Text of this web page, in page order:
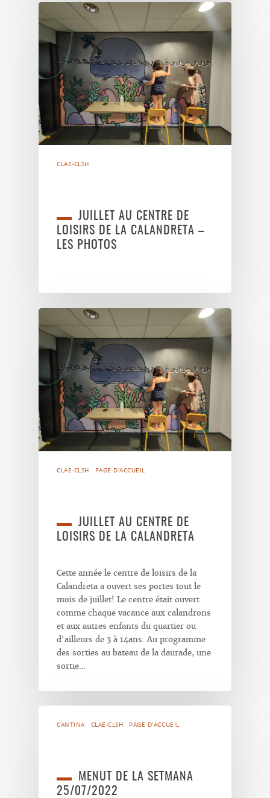
CLAE-CLSH
JUILLET AU CENTRE DE
LOISIRS DE LA CALANDRETA –
LES PHOTOS
CLAE-CLSH PAGE D'ACCUEIL
JUILLET AU CENTRE DE
LOISIRS DE LA CALANDRETA
Cette année le centre de loisirs de la
Calandreta a ouvert ses portes tout le
mois de juillet! Le centre était ouvert
comme chaque vacance aux calandrons
et aux autres enfants du quartier ou
d'ailleurs de 3 à 14ans. Au programme
des sorties au bateau de la daurade, une
sortie…
CANTINA CLAE-CLSH PAGE D'ACCUEIL
MENUT DE LA SETMANA
25/07/2022